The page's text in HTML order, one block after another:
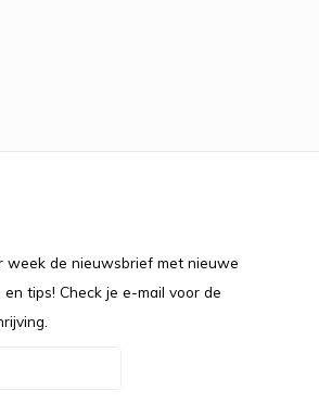
week de nieuwsbrief met nieuwe
tips! Check je e-mail voor de